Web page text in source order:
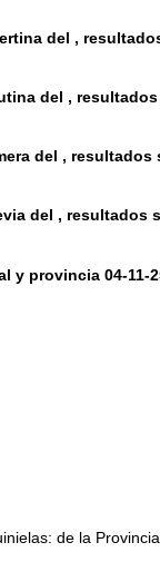
del ,
del ,
del , resultados
del , resultados
y provincia 04-11-
de la